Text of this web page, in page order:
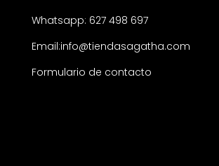
Whatsapp: 627 498 697
Email:info@tiendasagatha.com
Formulario de contacto